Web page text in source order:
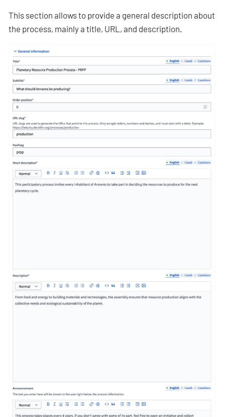
This section allows to provide a general description about
the process, mainly a title, URL, and description.